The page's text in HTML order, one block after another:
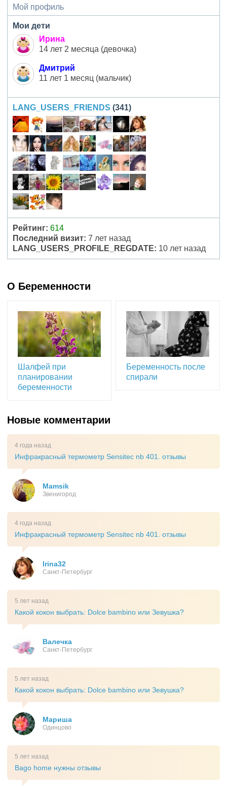
Мой профиль
Мои дети
Ирина
14 лет 2 месяца (девочка)
Дмитрий
11 лет 1 месяц (мальчик)
LANG_USERS_FRIENDS (341)
Рейтинг: 614
Последний визит: 7 лет назад
LANG_USERS_PROFILE_REGDATE: 10 лет назад
О Беременности
Шалфей при
планировании
беременности
Беременность после
спирали
Новые комментарии
4 года назад
Инфракрасный термометр Sensitec nb 401. отзывы
Mamsik
Звенигород
4 года назад
Инфракрасный термометр Sensitec nb 401. отзывы
Irina32
Санкт-Петербург
5 лет назад
Какой кокон выбрать: Dolce bambino или Зевушка?
Валечка
Санкт-Петербург
5 лет назад
Какой кокон выбрать: Dolce bambino или Зевушка?
Мариша
Одинцово
5 лет назад
Bago home нужны отзывы